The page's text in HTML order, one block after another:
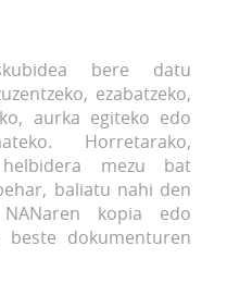
bere datu
ezabatzeko,
aurka egiteko edo
Horretarako,
mezu bat
baliatu nahi den
kopia edo
dokumenturen